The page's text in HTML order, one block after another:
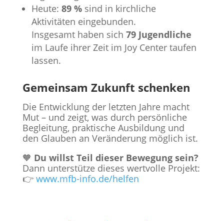
Heute: 89 %sind in kirchliche
Aktivitäten eingebunden.
Insgesamt haben sich 79 Jugendliche
im Laufe ihrer Zeit im Joy Center taufen
lassen.
Gemeinsam Zukunft schenken
Die Entwicklung der letzten Jahre macht
Mut – und zeigt, was durch persönliche
Begleitung, praktische Ausbildung und
den Glauben an Veränderung möglich ist.
🧡 Du willst Teil dieser Bewegung sein?
Dann unterstütze dieses wertvolle Projekt:
👉 www.mfb-info.de/helfen